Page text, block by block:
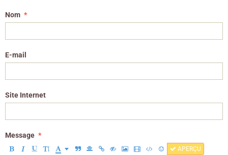
Nom
E-mail
Site Internet
Message
APERÇU